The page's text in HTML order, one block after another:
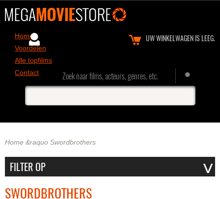
UW WINKELWAGEN IS LEEG.
Home
Voordelen
Alle topfilms
Contact
Zoek naar films, acteurs, genres, etc.
Home &raquo Swordbrothers
SWORDBROTHERS